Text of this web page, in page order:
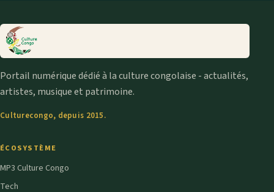
Portail numérique dédié à la culture congolaise - actualités,
artistes, musique et patrimoine.
Culturecongo, depuis 2015.
ÉCOSYSTÈME
MP3 Culture Congo
Tech